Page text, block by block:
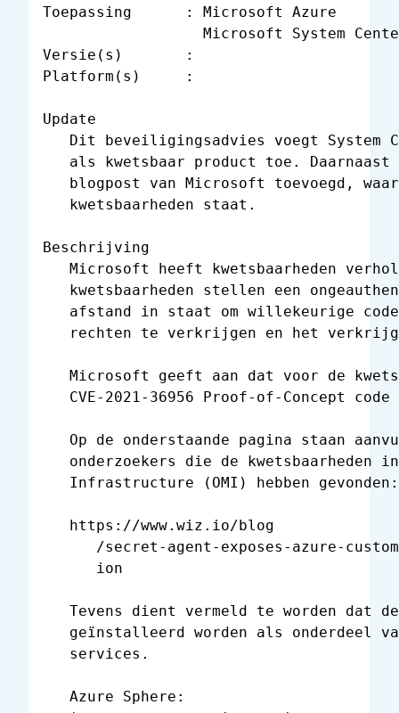
Toepassing      : Microsoft Azure
Microsoft System
Versie(s)       :
Platform(s)     :
Update
Dit beveiligingsadvies voegt System
als kwetsbaar product toe.
blogpost van Microsoft toevoegd,
   kwetsbaarheden staat.
Beschrijving
Microsoft heeft kwetsbaarheden
kwetsbaarheden stellen een
afstand in staat om willekeurige
rechten te verkrijgen en het
Microsoft geeft aan dat voor de
CVE-2021-36956 Proof-of-Concept code
Op de onderstaande pagina staan
onderzoekers die de kwetsbaarheden
   Infrastructure (OMI) hebben gevonden:
   https://www.wiz.io/blog
/secret-agent-exposes-azure-
      ion
Tevens dient vermeld te worden dat
geïnstalleerd worden als onderdeel
   services.
   Azure Sphere: